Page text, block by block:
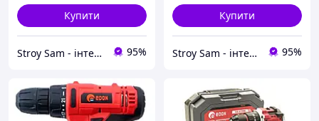
Купити
Stroy Sam - інтернет магазин інструментів 95%
Купити
Stroy Sam - інтернет магазин інструментів 95%